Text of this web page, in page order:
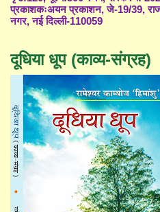
प्रकाशकःअयन प्रकाशन, जे-19/39,
नगर, नई दिल्ली-110059
दूधिया धूप (काव्य-संग्रह)